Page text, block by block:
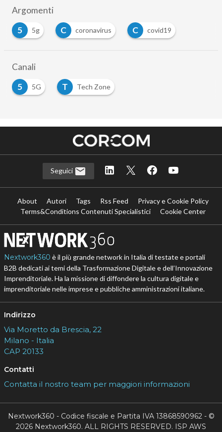
Argomenti
5
5g C coronavirus C
covid19
Canali
5
5G T
Tech Zone
Seguici
About Autori Tags Rss Feed
Privacy e Cookie Policy
Terms&Conditions Contenuti Specialistici
Cookie Center
Nextwork360 è il più grande network in Italia di testate e portali
B2B dedicati ai temi della Trasformazione Digitale e dell’Innovazione
Imprenditoriale. Ha la missione di diffondere la cultura digitale e
imprenditoriale nelle imprese e pubbliche amministrazioni italiane.
Indirizzo
Via Moretto da Brescia, 22
Milano - Italia
CAP 20133
Contatti
Contatta il nostro team per maggiori informazioni
Nextwork360 - Codice fiscale e Partita IVA 13868590962 - ©
2026 Nextwork360. ALL RIGHTS RESERVED. ISP AWS